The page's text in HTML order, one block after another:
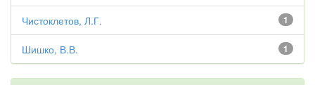
1
Чистоклетов, Л.Г.
1
Шишко, В.В.